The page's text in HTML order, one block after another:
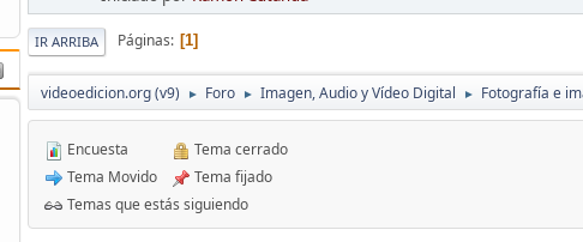
IR ARRIBA Páginas 1
videoedicion.org (v9) ► Foro ► Imagen, Audio y Vídeo Digital ► Fotografía e
Encuesta
Tema Movido
Tema cerrado
Tema fijado
Temas que estás siguiendo